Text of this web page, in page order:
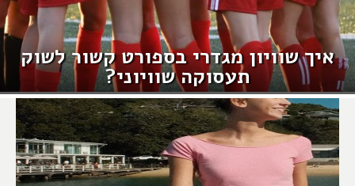
איך שוויון מגדרי בספורט קשור לשוק
תעסוקה שוויוני?